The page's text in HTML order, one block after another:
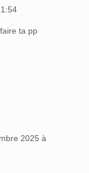
ta pp
2025 à